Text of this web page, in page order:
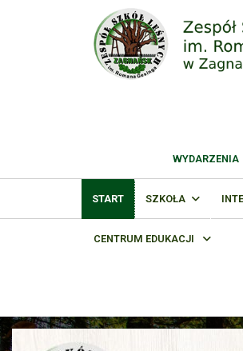
WYDARZENIA
START SZKOŁA
CENTRUM EDUKACJI